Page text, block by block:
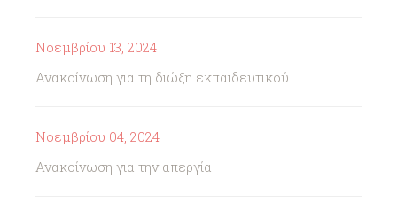
Νοεμβρίου 13, 2024
Ανακοίνωση για τη διώξη εκπαιδευτικού
Νοεμβρίου 04, 2024
Ανακοίνωση για την απεργία